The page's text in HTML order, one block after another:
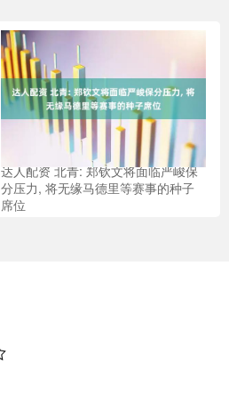
达人配资 北青: 郑钦文将面临严峻保
分压力, 将无缘马德里等赛事的种子
席位